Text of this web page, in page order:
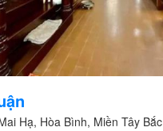
Hạ, Hòa Bình, Miền Tây Bắc